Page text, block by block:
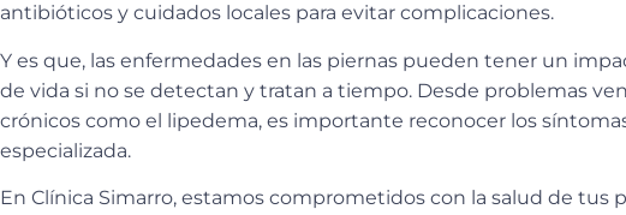
antibióticos y cuidados locales para evitar complicaciones.
Y es que, las enfermedades en las piernas pueden tener un
de vida si no se detectan y tratan a tiempo. Desde problemas
crónicos como el lipedema, es importante reconocer los
especializada.
En Clínica Simarro, estamos comprometidos con la salud de tus